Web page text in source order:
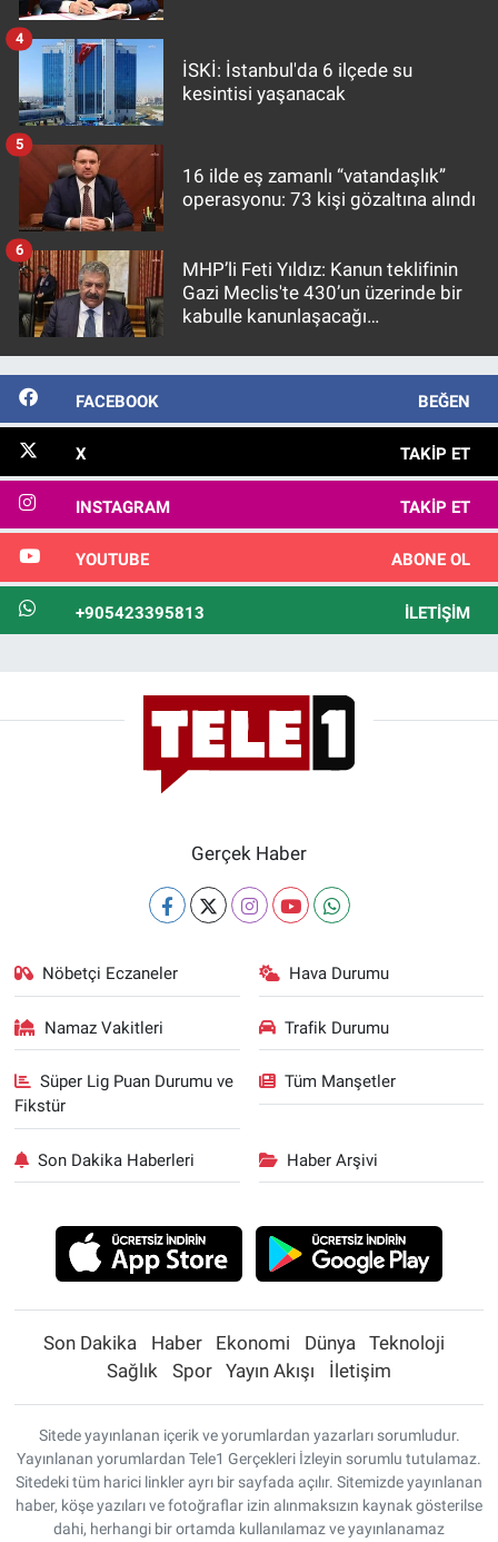
İSKİ: İstanbul'da 6 ilçede su
kesintisi yaşanacak
4
16 ilde eş zamanlı “vatandaşlık”
operasyonu: 73 kişi gözaltına alındı
5
MHP’li Feti Yıldız: Kanun teklifinin
Gazi Meclis'te 430’un üzerinde bir
kabulle kanunlaşacağı
6
FACEBOOK BEĞEN
X TAKIP ET
INSTAGRAM TAKIP ET
YOUTUBE ABONE OL
+905423395813 İLETIŞIM
Gerçek Haber
Nöbetçi Eczaneler Hava Durumu
Namaz Vakitleri Trafik Durumu
Süper Lig Puan Durumu ve
Fikstür
Tüm Manşetler
Son Dakika Haberleri Haber Arşivi
Son Dakika Haber Ekonomi Dünya
Teknoloji
Sağlık
Spor Yayın Akışı İletişim
Sitede yayınlanan içerik ve yorumlardan yazarları sorumludur.
Yayınlanan yorumlardan Tele1 Gerçekleri İzleyin sorumlu tutulamaz.
Sitedeki tüm harici linkler ayrı bir sayfada açılır. Sitemizde yayınlanan
haber, köşe yazıları ve fotoğraflar izin alınmaksızın kaynak gösterilse
dahi, herhangi bir ortamda kullanılamaz ve yayınlanamaz